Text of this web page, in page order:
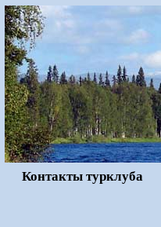
Контакты турклуба